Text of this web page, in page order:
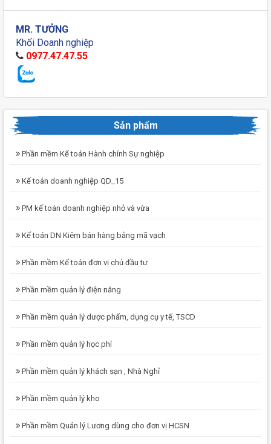
MR. TƯỞNG
Khối Doanh nghiệp
0977.47.47.55
Sản phẩm
Phần mềm Kế toán Hành chính Sự nghiệp
Kế toán doanh nghiệp QD_15
PM kế toán doanh nghiệp nhỏ và vừa
Kế toán DN Kiêm bán hàng bằng mã vạch
Phần mềm Kế toán đơn vị chủ đầu tư
Phần mềm quản lý điện năng
Phần mềm quản lý dược phẩm, dụng cụ y tế, TSCD
Phần mềm quản lý học phí
Phần mềm quản lý khách sạn , Nhà Nghỉ
Phần mềm quản lý kho
Phần mềm Quản lý Lương dùng cho đơn vị HCSN